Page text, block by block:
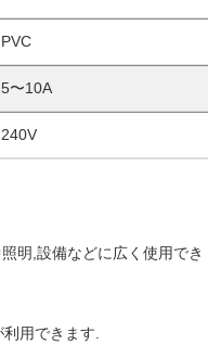
PVC
5〜10A
240V
明,設備などに広く使用でき
用できます.